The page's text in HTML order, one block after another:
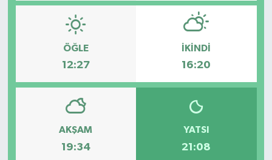
ÖĞLE
12:27
İKINDI
16:20
AKŞAM
19:34
YATSI
21:08